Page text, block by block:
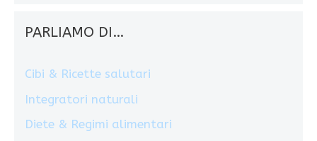
PARLIAMO DI…
Cibi & Ricette salutari
Integratori naturali
Diete & Regimi alimentari